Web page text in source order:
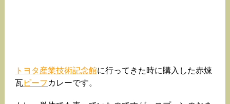
トヨタ産業技術記念館に行ってきた時に購入した赤煉
瓦ビーフ カレーです。